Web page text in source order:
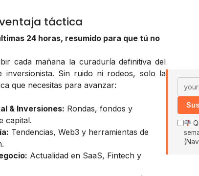
táctica
24 horas, resumido para que tú no
cada mañana la curaduría definitiva del
inversionista. Sin ruido ni rodeos, solo la
que necesitas para avanzar:
& Inversiones: Rondas, fondos y
capital.
Tendencias, Web3 y herramientas de
Actualidad en SaaS, Fintech y